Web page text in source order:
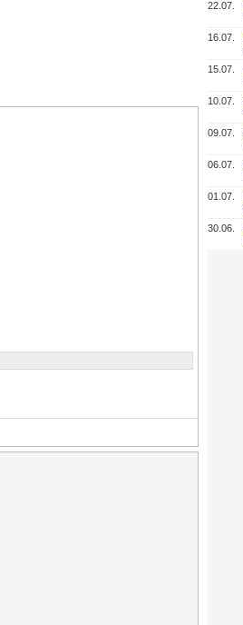
22.07.
16.07.
15.07.
10.07.
09.07.
06.07.
01.07.
30.06.